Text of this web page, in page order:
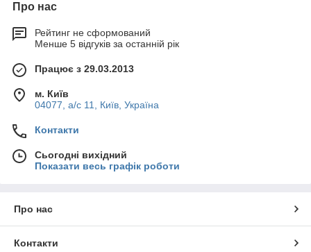
Про нас
Рейтинг не сформований
Менше 5 відгуків за останній рік
Працює з 29.03.2013
м. Київ
04077, а/с 11, Київ, Україна
Контакти
Сьогодні вихідний
Показати весь графік роботи
Про нас
Контакти